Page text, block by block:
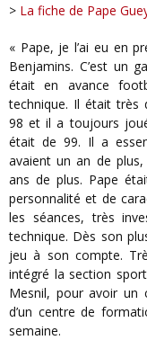
La fiche de Pape
« Pape, je l’ai eu en
Benjamins. C’est un
était en avance
technique. Il était très
98 et il a toujours
était de 99. Il a
avaient un an de
ans de plus. Pape
personnalité et de
les séances, très
technique. Dès son
jeu à son compte.
intégré la section
Mesnil, pour avoir un
d’un centre de
semaine.